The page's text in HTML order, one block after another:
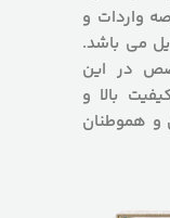
واردات و
می باشد.
در این
بالا و
و هموطنان